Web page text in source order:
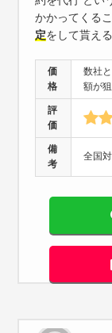
かかってくるこ
定をして貰え
価
格
数社
額が
評
価
備
考
全国